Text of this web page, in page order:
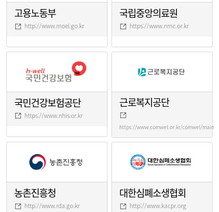
고용노동부
http://www.moel.go.kr
국립중앙의료원
https://www.nmc.or.kr
국민건강보험공단
https://www.nhis.or.kr
근로복지공단
https://www.comwel.or.kr/comwel/
농촌진흥청
http://www.rda.go.kr
대한심폐소생협회
http://www.kacpr.org